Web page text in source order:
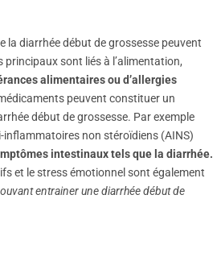
la diarrhée début de grossesse peuvent
principaux sont liés à l’alimentation,
alimentaires ou d’allergies
peuvent constituer un
début de grossesse. Par exemple
non stéroïdiens (AINS)
intestinaux tels que la diarrhée.
et le stress émotionnel sont également
entrainer une diarrhée début de